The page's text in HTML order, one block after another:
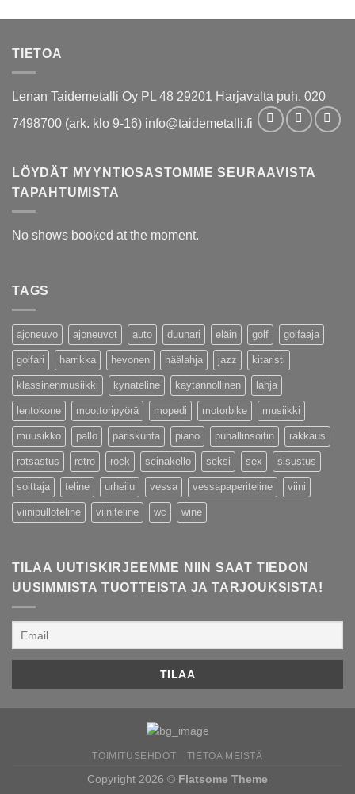
TIETOA
Lenan Taidemetalli Oy PL 48 29201 Harjavalta puh. 020
7498700 (ark. klo 9-16) info@taidemetalli.fi
LÖYDÄT MYYNTIOSASTOMME SEURAAVISTA
TAPAHTUMISTA
No shows booked at the moment.
TAGS
ajoneuvo ajoneuvot auto duunari eläin golf golfaaja
golfari harrikka hevonen häälahja jazz kitaristi
klassinenmusiikki kynäteline käytännöllinen lahja
lentokone moottoripyörä mopedi motorbike musiikki
muusikko pallo pariskunta piano puhallinsoitin rakkaus
ratsastus retro rock seinäkello seksi sex sisustus
soittaja teline urheilu vessa vessapaperiteline viini
viinipulloteline viiniteline wc wine
TILAA UUTISKIRJEEMME NIIN SAAT TIEDON
UUSIMMISTA TUOTTEISTA JA TARJOUKSISTA!
TOIMITUSEHDOT TIETOA MEISTÄ
Copyright 2026 © Flatsome Theme